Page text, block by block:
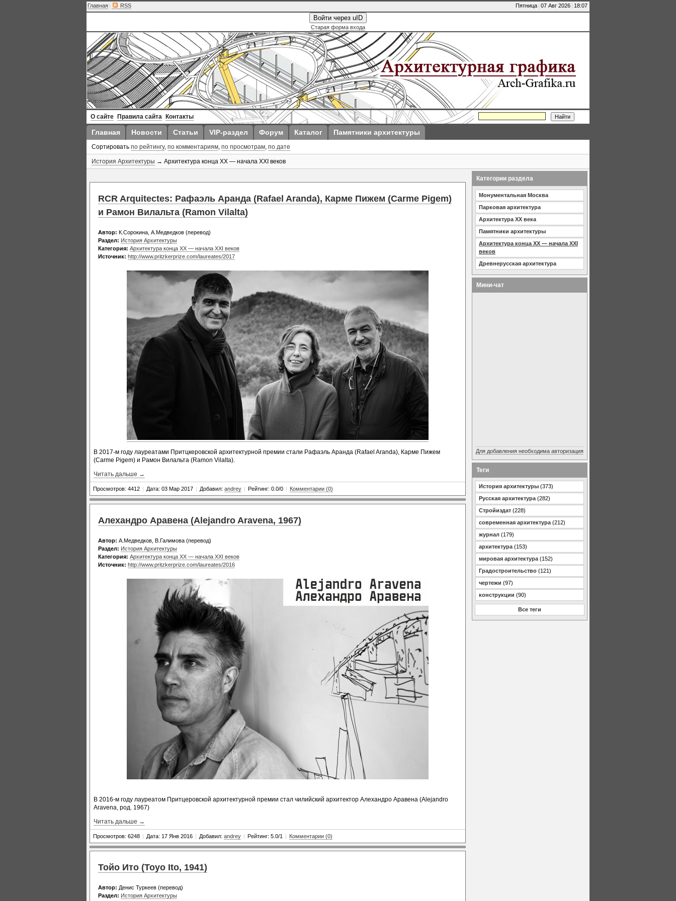
Пятница | 07 Авг 2026 | 18:07
Главная | RSS
Войти через uID
Старая форма входа
О сайте Правила сайта Контакты
Главная Новости Статьи VIP-раздел Форум Каталог Памятники архитектуры
Сортировать по рейтингу, по комментариям, по просмотрам, по дате
История Архитектуры → Архитектура конца XX — начала XXI веков
RCR Arquitectes: Рафаэль Аранда (Rafael Aranda), Карме Пижем (Carme Pigem)
и Рамон Вилальта (Ramon Vilalta)
Автор: К.Сорокина, А.Медведков (перевод)
Раздел: История Архитектуры
Категория: Архитектура конца XX — начала XXI веков
Источник: http://www.pritzkerprize.com/laureates/2017
В 2017-м году лауреатами Притцкеровской архитектурной премии стали Рафаэль Аранда (Rafael Aranda), Карме Пижем
(Carme Pigem) и Рамон Вилальта (Ramon Vilalta).
Читать дальше →
Просмотров: 4412 | Дата: 03 Мар 2017 | Добавил: andrey | Рейтинг: 0.0/0 | Комментарии (0)
Алехандро Аравена (Alejandro Aravena, 1967)
Автор: А.Медведков, В.Галимова (перевод)
Раздел: История Архитектуры
Категория: Архитектура конца XX — начала XXI веков
Источник: http://www.pritzkerprize.com/laureates/2016
В 2016-м году лауреатом Притцеровской архитектурной премии стал чилийский архитектор Алехандро Аравена (Alejandro
Aravena, род. 1967)
Читать дальше →
Просмотров: 6248 | Дата: 17 Янв 2016 | Добавил: andrey | Рейтинг: 5.0/1 | Комментарии (0)
Тойо Ито (Toyo Ito, 1941)
Автор: Денис Туркеев (перевод)
Раздел: История Архитектуры
Категории раздела
Монументальная Москва
Парковая архитектура
Архитектура XX века
Памятники архитектуры
Архитектура конца XX — начала XXI
веков
Древнерусская архитектура
Мини-чат
Для добавления необходима авторизация
Теги
История архитектуры (373)
Русская архитектура (282)
Стройиздат (228)
современная архитектура (212)
журнал (179)
архитектура (153)
мировая архитектура (152)
Градостроительство (121)
чертежи (97)
конструкции (90)
Все теги